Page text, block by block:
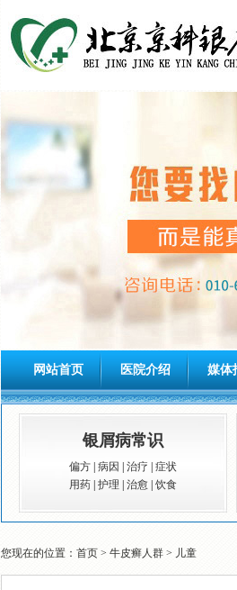
网站首页 医院介绍 媒体
银屑病常识
偏方 病因 治疗
症状
用药 护理 治愈 饮食
您现在的位置： 首页 > 牛皮癣人群 > 儿童